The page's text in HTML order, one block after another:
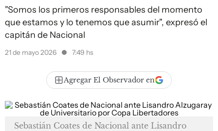
"Somos los primeros responsables del momento
que estamos y lo tenemos que asumir", expresó el
capitán de Nacional
21 de mayo 2026 7:49 hs
Agregar El Observador en
Sebastián Coates de Nacional ante Lisandro